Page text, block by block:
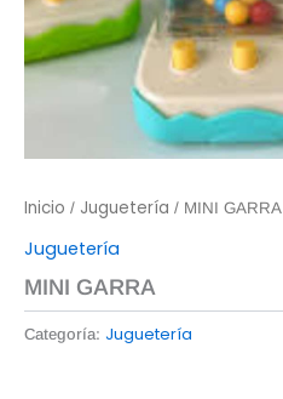
Inicio / Juguetería / MINI GARRA
Juguetería
MINI GARRA
Categoría: Juguetería